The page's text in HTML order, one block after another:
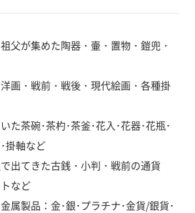
父が集めた陶器・壷・置物・鎧兜・
画・戦前・戦後・現代絵画・各種掛
た茶碗･茶杓･茶釜･花入･花器･花瓶･
掛軸など
出てきた古銭・小判・戦前の通貨
など
属製品：金･銀･プラチナ･金貨/銀貨･